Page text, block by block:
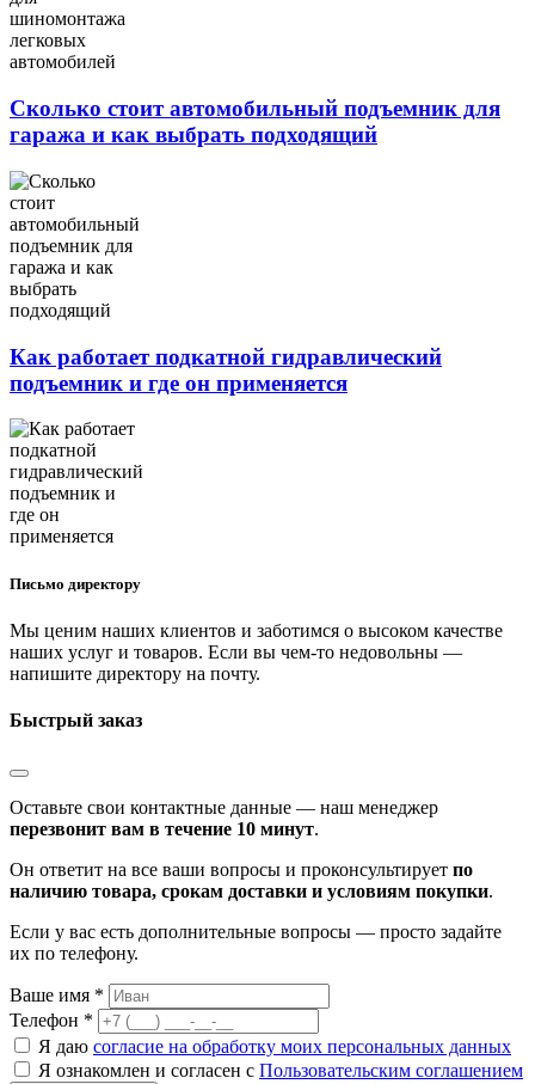
Сколько стоит автомобильный подъемник для
гаража и как выбрать подходящий
Как работает подкатной гидравлический
подъемник и где он применяется
Письмо директору
Мы ценим наших клиентов и заботимся о высоком качестве
наших услуг и товаров. Если вы чем-то недовольны —
напишите директору на почту.
Быстрый заказ
Оставьте свои контактные данные — наш менеджер
перезвонит вам в течение 10 минут.
Он ответит на все ваши вопросы и проконсультирует по
наличию товара, срокам доставки и условиям покупки.
Если у вас есть дополнительные вопросы — просто задайте
их по телефону.
Ваше имя *
Телефон *
Я даю согласие на обработку моих персональных данных
Я ознакомлен и согласен с Пользовательским соглашением